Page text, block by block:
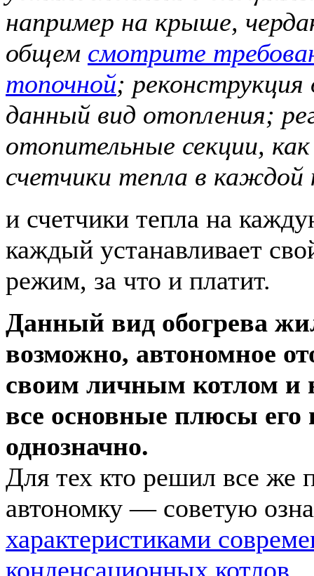
например на крыше,
общем смотрите
топочной;
данный вид отопления;
отопительные секции,
счетчики тепла в каждой
и счетчики тепла на
каждый устанавливает
режим, за что и платит.
Данный вид обогрева
возможно, автономное
своим личным котлом и
все основные плюсы его
однозначно.
Для тех кто решил все же
автономку — советую
характеристиками
конденсационных котлов